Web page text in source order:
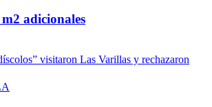
adicionales